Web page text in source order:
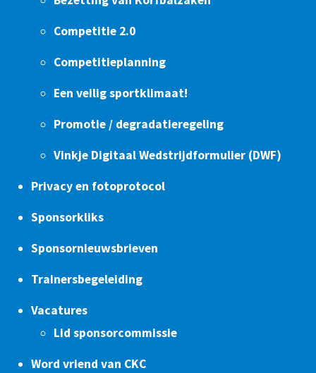
Competitie 2.0
Competitieplanning
Een veilig sportklimaat!
Promotie / degradatieregeling
Vinkje Digitaal Wedstrijdformulier (DWF)
Privacy en fotoprotocol
Sponsorkliks
Sponsornieuwsbrieven
Trainersbegeleiding
Vacatures
Lid sponsorcommissie
Word vriend van CKC